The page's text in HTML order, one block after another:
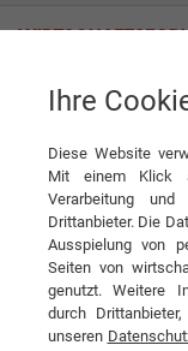
M&S Software
KONTAKT
Ihre
Diese Website
Mit einem Klick
Verarbeitung
Drittanbieter. Die
Ausspielung von
Seiten von
genutzt. Weitere
durch
unseren